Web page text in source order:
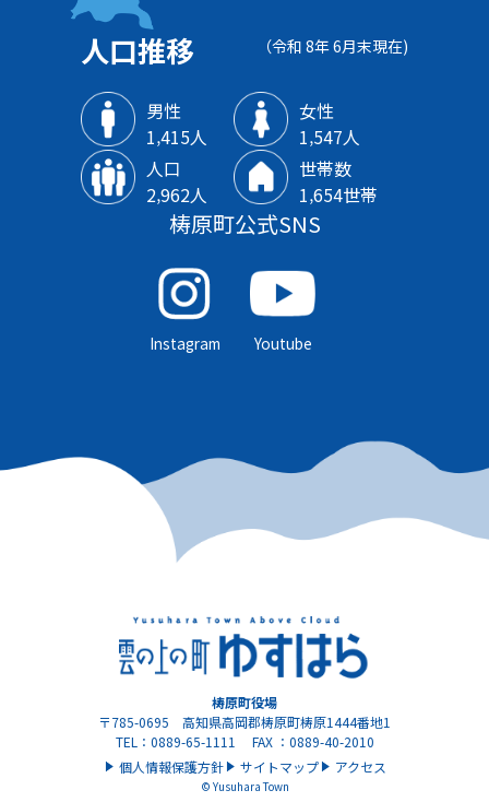
人口推移 （令和 8年 6月末現在)
男性
1‚415人
女性
1‚547人
人口
2‚962人
世帯数
1‚654世帯
梼原町公式SNS
Instagram Youtube
梼原町役場
〒785-0695 高知県高岡郡梼原町梼原1444番地1
TEL：0889-65-1111 FAX ：0889-40-2010
個人情報保護方針
サイトマップ アクセス
© Yusuhara Town